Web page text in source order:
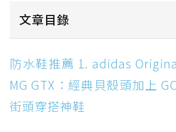
文章目錄
防水鞋推薦 1. adidas
MG GTX：經典貝殼頭加上
頭穿搭神鞋
防水鞋推薦 2. New Balance
防水鞋推薦 1. adidas
MG GTX：經典貝殼頭加上
街頭穿搭神鞋